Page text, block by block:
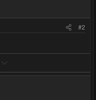
#2
е